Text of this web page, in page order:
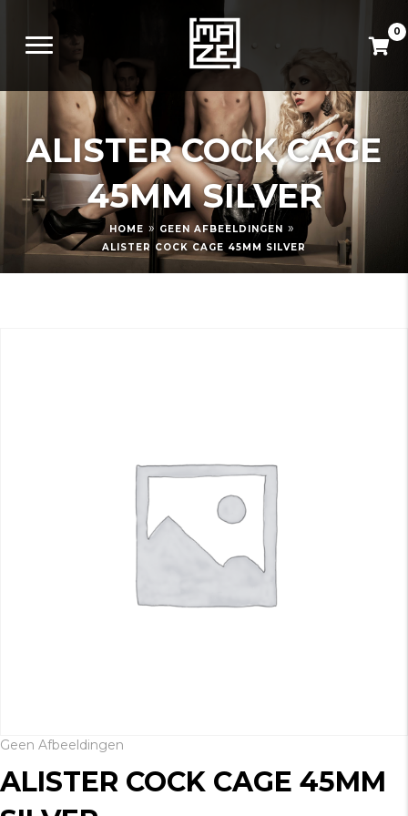
0
ALISTER COCK CAGE
45MM SILVER
HOME » GEEN AFBEELDINGEN »
ALISTER COCK CAGE 45MM SILVER
Geen Afbeeldingen
ALISTER COCK CAGE 45MM